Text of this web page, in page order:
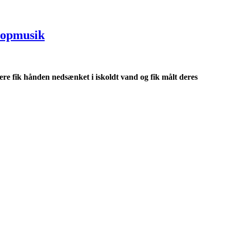
fik hånden nedsænket i iskoldt vand og fik målt deres